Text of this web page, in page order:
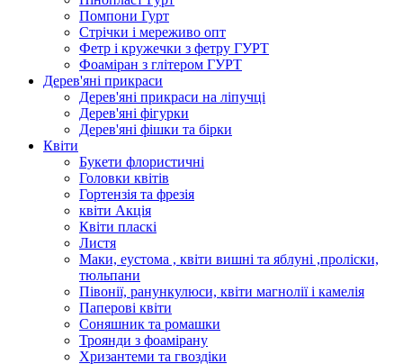
Помпони Гурт
Стрічки і мереживо опт
Фетр і кружечки з фетру ГУРТ
Фоаміран з глітером ГУРТ
Дерев'яні прикраси
Дерев'яні прикраси на ліпучці
Дерев'яні фігурки
Дерев'яні фішки та бірки
Квіти
Букети флористичні
Головки квітів
Гортензія та фрезія
квіти Акція
Квіти пласкі
Листя
Маки, еустома , квіти вишні та яблуні ,проліски,
тюльпани
Півонії, ранункулюси, квіти магнолії і камелія
Паперові квіти
Соняшник та ромашки
Троянди з фоамірану
Хризантеми та гвоздіки